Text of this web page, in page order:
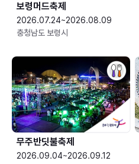
보령머드축제
2026.07.24~2026.08.09
충청남도 보령시
무주반딧불축제
2026.09.04~2026.09.12